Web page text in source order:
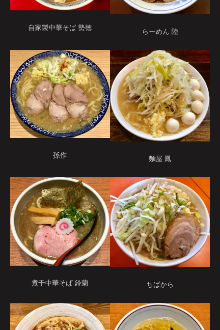
自家製中華そば 勢徳 らーめん 陸
孫作 麵屋 鳳
煮干中華そば 鈴蘭 ちばから